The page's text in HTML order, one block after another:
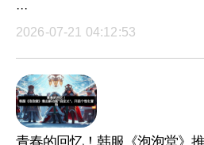
···
2026-07-21 04:12:53